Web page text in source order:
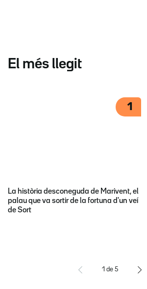
El més llegit
1
La història desconeguda de Marivent, el
palau que va sortir de la fortuna d'un veí
de Sort
1 de 5